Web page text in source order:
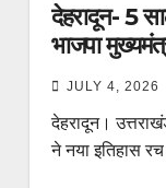
देहरादून- 5
भाजपा
JULY 4, 2026
देहरादून।
ने नया इतिहास